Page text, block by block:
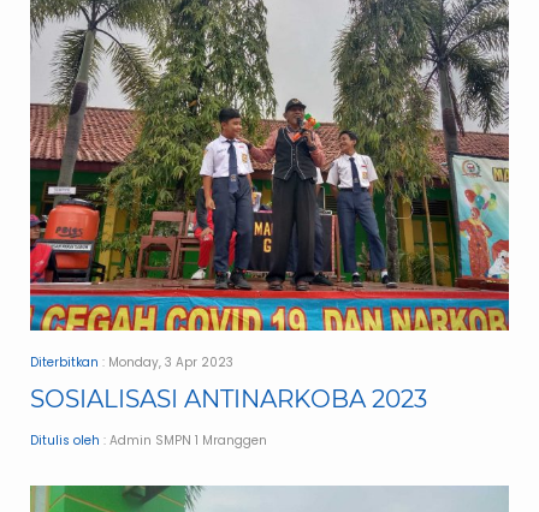
Diterbitkan : Monday, 3 Apr 2023
SOSIALISASI ANTINARKOBA 2023
Ditulis oleh : Admin SMPN 1 Mranggen